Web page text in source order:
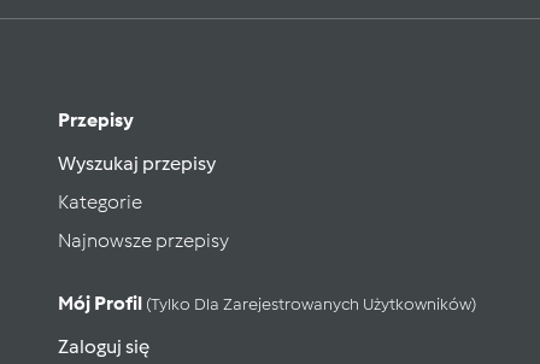
Przepisy
Wyszukaj przepisy
Kategorie
Najnowsze przepisy
Mój Profil (tylko Dla Zarejestrowanych Użytkowników)
Zaloguj się